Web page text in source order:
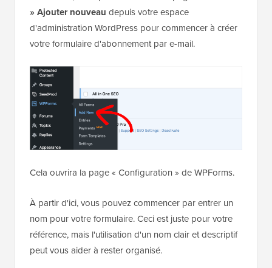
» Ajouter nouveau depuis votre espace
d'administration WordPress pour commencer à créer
votre formulaire d'abonnement par e-mail.
Cela ouvrira la page « Configuration » de WPForms.
À partir d'ici, vous pouvez commencer par entrer un
nom pour votre formulaire. Ceci est juste pour votre
référence, mais l'utilisation d'un nom clair et descriptif
peut vous aider à rester organisé.